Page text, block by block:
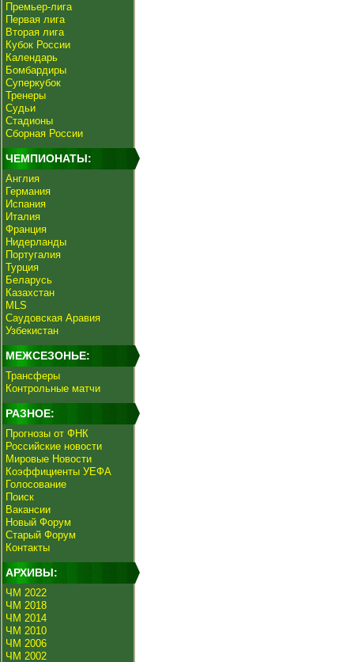
Премьер-лига
Первая лига
Вторая лига
Кубок России
Календарь
Бомбардиры
Суперкубок
Тренеры
Судьи
Стадионы
Сборная России
ЧЕМПИОНАТЫ:
Англия
Германия
Испания
Италия
Франция
Нидерланды
Португалия
Турция
Беларусь
Казахстан
MLS
Саудовская Аравия
Узбекистан
МЕЖСЕЗОНЬЕ:
Трансферы
Контрольные матчи
РАЗНОЕ:
Прогнозы от ФНК
Российские новости
Мировые Новости
Коэффициенты УЕФА
Голосование
Поиск
Вакансии
Новый Форум
Старый Форум
Контакты
АРХИВЫ:
ЧМ 2022
ЧМ 2018
ЧМ 2014
ЧМ 2010
ЧМ 2006
ЧМ 2002